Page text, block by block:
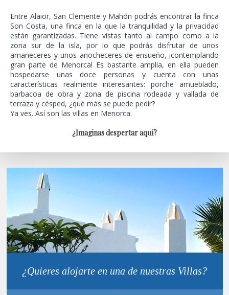
Entre Alaior, San Clemente y Mahón podrás encontrar la finca
Son Costa, una finca en la que la tranquilidad y la privacidad
están garantizadas. Tiene vistas tanto al campo como a la
zona sur de la isla, por lo que podrás disfrutar de unos
amaneceres y unos anocheceres de ensueño, ¡contemplando
gran parte de Menorca! Es bastante amplia, en ella pueden
hospedarse unas doce personas y cuenta con unas
características realmente interesantes: porche amueblado,
barbacoa de obra y zona de piscina rodeada y vallada de
terraza y césped, ¿qué más se puede pedir?
Ya ves. Así son las villas en Menorca.
¿Imaginas despertar aquí?
¿Quieres alojarte en una de nuestras Villas?